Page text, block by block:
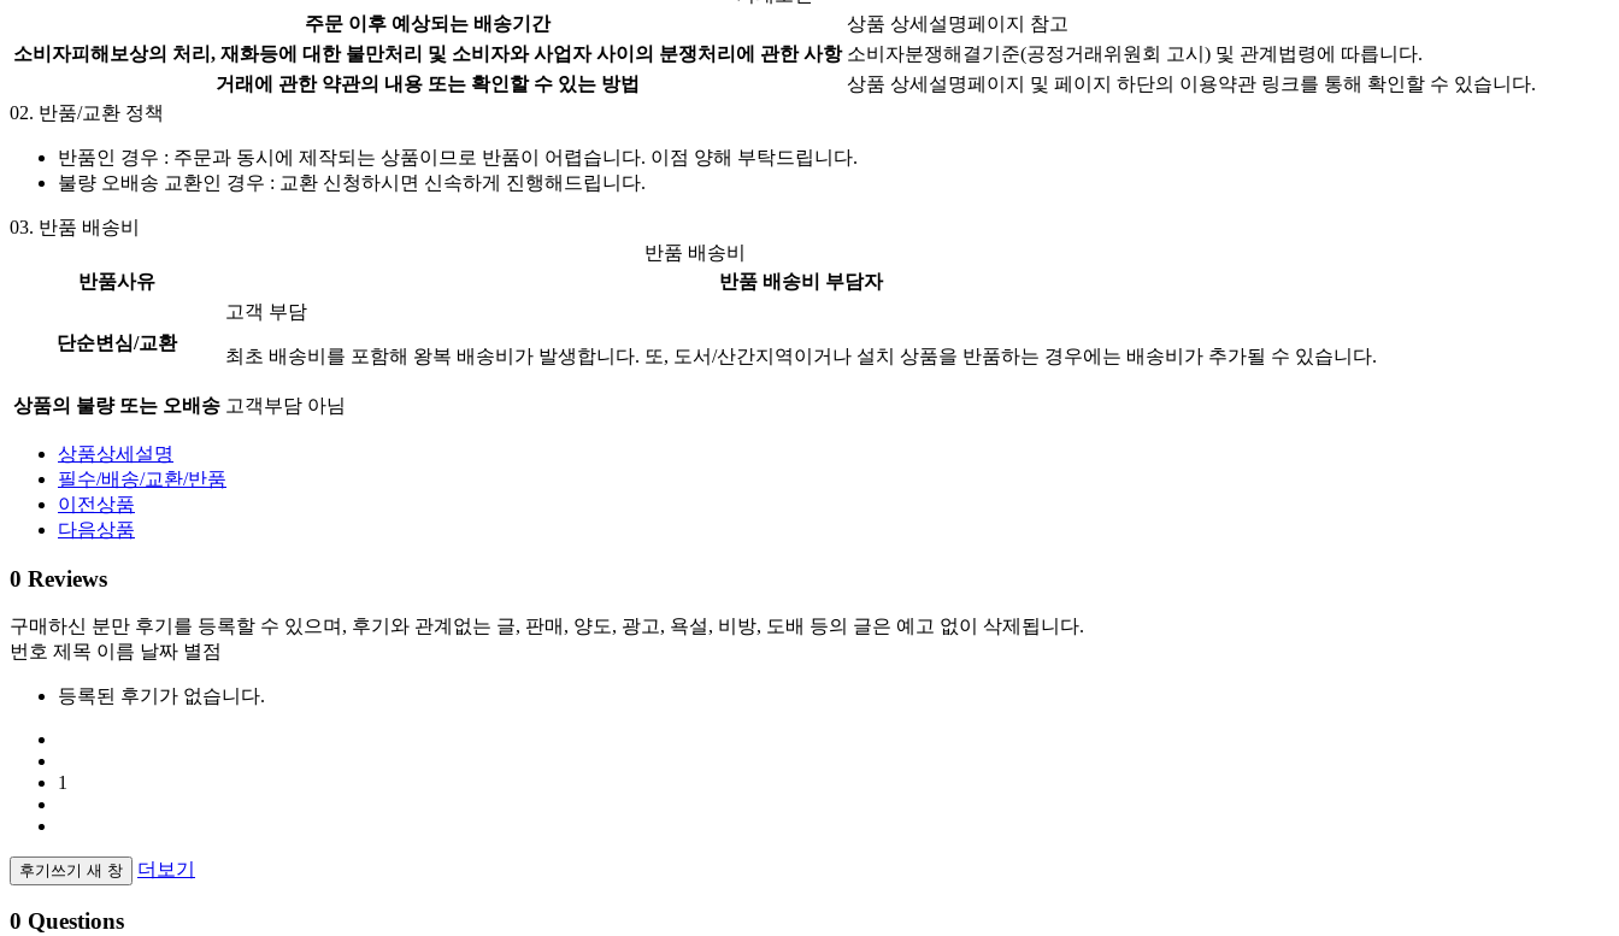
주문 이후 예상되는 배송기간
상품 상세설명페이지 참고
소비자피해보상의 처리, 재화등에 대한 불만처리 및 소비자와 사업자 사이의 분쟁처리에 관한 사항 소비자분쟁해결기준(공정거래위원회 고시) 및 관계법령에 따릅니다.
거래에 관한 약관의 내용 또는 확인할 수 있는 방법
상품 상세설명페이지 및 페이지 하단의 이용약관 링크를 통해 확인할 수 있습니다.
02. 반품/교환 정책
반품인 경우 : 주문과 동시에 제작되는 상품이므로 반품이 어렵습니다. 이점 양해 부탁드립니다.
불량 오배송 교환인 경우 : 교환 신청하시면 신속하게 진행해드립니다.
03. 반품 배송비
반품 배송비
반품사유
반품 배송비 부담자
단순변심/교환
고객 부담
최초 배송비를 포함해 왕복 배송비가 발생합니다. 또, 도서/산간지역이거나 설치 상품을 반품하는 경우에는 배송비가 추가될 수 있습니다.
상품의 불량 또는 오배송 고객부담 아님
상품상세설명
필수/배송/교환/반품
이전상품
다음상품
0 Reviews
구매하신 분만 후기를 등록할 수 있으며, 후기와 관계없는 글, 판매, 양도, 광고, 욕설, 비방, 도배 등의 글은 예고 없이 삭제됩니다.
번호 제목 이름 날짜 별점
등록된 후기가 없습니다.
1
후기쓰기 새 창 더보기
0 Questions